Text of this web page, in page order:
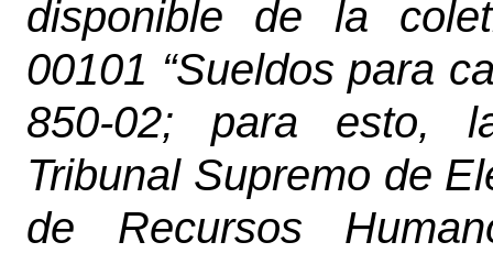
disponible de la
00101 “Sueldos para
850-02; para esto,
Tribunal Supremo de
de Recursos